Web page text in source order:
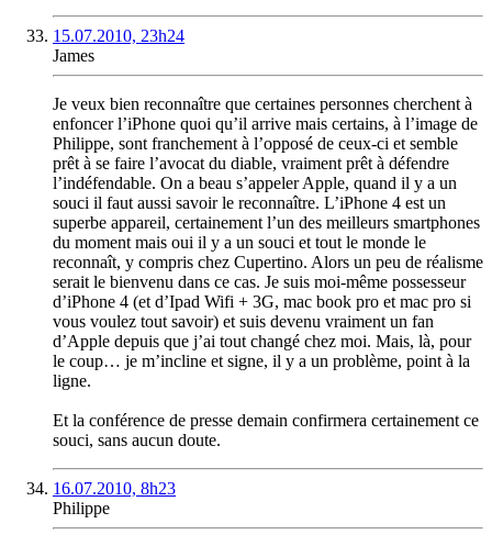
15.07.2010, 23h24
James
Je veux bien reconnaître que certaines personnes cherchent à
enfoncer l’iPhone quoi qu’il arrive mais certains, à l’image de
Philippe, sont franchement à l’opposé de ceux-ci et semble
prêt à se faire l’avocat du diable, vraiment prêt à défendre
l’indéfendable. On a beau s’appeler Apple, quand il y a un
souci il faut aussi savoir le reconnaître. L’iPhone 4 est un
superbe appareil, certainement l’un des meilleurs smartphones
du moment mais oui il y a un souci et tout le monde le
reconnaît, y compris chez Cupertino. Alors un peu de réalisme
serait le bienvenu dans ce cas. Je suis moi-même possesseur
d’iPhone 4 (et d’Ipad Wifi + 3G, mac book pro et mac pro si
vous voulez tout savoir) et suis devenu vraiment un fan
d’Apple depuis que j’ai tout changé chez moi. Mais, là, pour
le coup… je m’incline et signe, il y a un problème, point à la
ligne.
Et la conférence de presse demain confirmera certainement ce
souci, sans aucun doute.
16.07.2010, 8h23
Philippe